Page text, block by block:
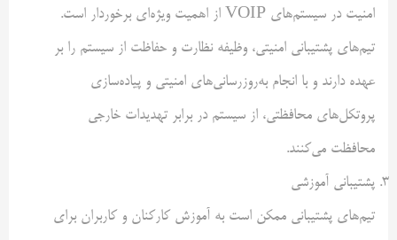
امنیت در سیستم‌های VOIP از اهمیت ویژه‌ای برخوردار است.
تیم‌های پشتیبانی امنیتی، وظیفه نظارت و حفاظت از سیستم را بر
عهده دارند و با انجام به‌روزرسانی‌های امنیتی و پیاده‌سازی
پروتکل‌های محافظتی، از سیستم در برابر تهدیدات خارجی
محافظت می‌کنند.
پشتیبانی آموزشی
تیم‌های پشتیبانی ممکن است به آموزش کارکنان و کاربران برای